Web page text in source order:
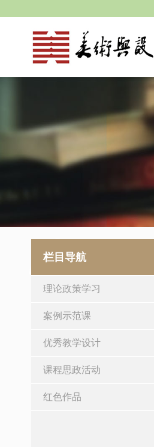
栏目导航
理论政策学习
案例示范课
优秀教学设计
课程思政活动
红色作品